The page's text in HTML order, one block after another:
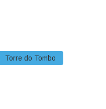
Torre do Tombo